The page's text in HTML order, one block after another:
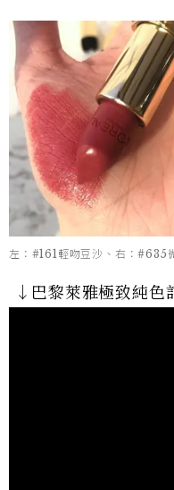
左：#161輕吻豆沙、右：#635
↓巴黎萊雅極致純色